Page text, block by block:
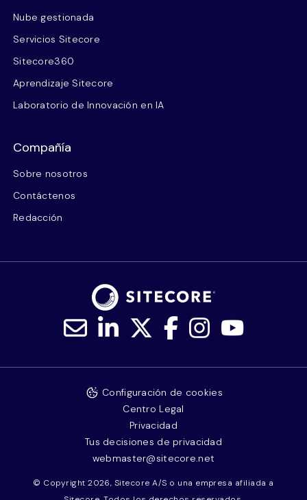
Nube gestionada
Servicios Sitecore
Sitecore360
Aprendizaje Sitecore
Laboratorio de Innovación en IA
Compañía
Sobre nosotros
Contáctenos
Redacción
© Copyright 2026, Sitecore A/S o una empresa afiliada a
Configuración de cookies
Centro Legal
Privacidad
Tus decisiones de privacidad
webmaster@sitecore.net